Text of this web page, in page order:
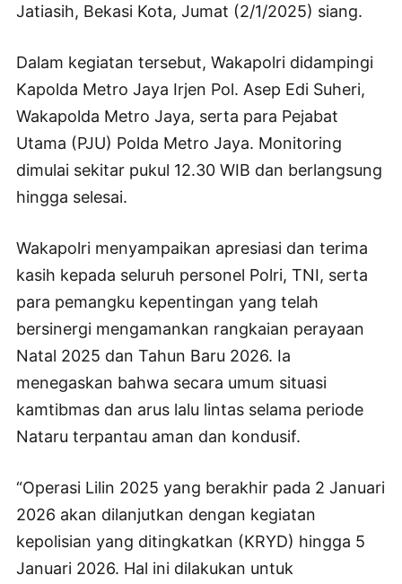
Jatiasih, Bekasi Kota, Jumat (2/1/2025) siang.
Dalam kegiatan tersebut, Wakapolri didampingi
Kapolda Metro Jaya Irjen Pol. Asep Edi Suheri,
Wakapolda Metro Jaya, serta para Pejabat
Utama (PJU) Polda Metro Jaya. Monitoring
dimulai sekitar pukul 12.30 WIB dan berlangsung
hingga selesai.
Wakapolri menyampaikan apresiasi dan terima
kasih kepada seluruh personel Polri, TNI, serta
para pemangku kepentingan yang telah
bersinergi mengamankan rangkaian perayaan
Natal 2025 dan Tahun Baru 2026. Ia
menegaskan bahwa secara umum situasi
kamtibmas dan arus lalu lintas selama periode
Nataru terpantau aman dan kondusif.
“Operasi Lilin 2025 yang berakhir pada 2 Januari
2026 akan dilanjutkan dengan kegiatan
kepolisian yang ditingkatkan (KRYD) hingga 5
Januari 2026. Hal ini dilakukan untuk